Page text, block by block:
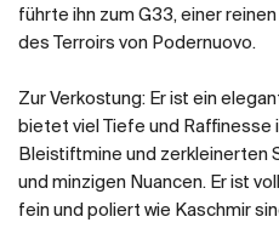
führte ihn zum G33, einer
des Terroirs von Podernuovo.
Zur Verkostung: Er ist ein
bietet viel Tiefe und Raffinesse
Bleistiftmine und zerkleinerten
und minzigen Nuancen. Er ist
fein und poliert wie Kaschmir